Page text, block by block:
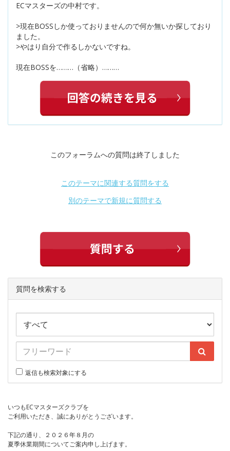
ECマスターズの中村です。
>現在BOSSしか使っておりませんので何か無いか探しており
ました。
>やはり自分で作るしかないですね。
現在BOSSを………（省略）………
このフォーラムへの質問は終了しました
このテーマに関連する質問をする
別のテーマで新規に質問する
質問を検索する
返信も検索対象にする
いつもECマスターズクラブを
ご利用いただき、誠にありがとうございます。
下記の通り、２０２６年８月の
夏季休業期間についてご案内申し上げます。